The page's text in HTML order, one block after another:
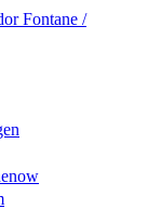
Fontane /